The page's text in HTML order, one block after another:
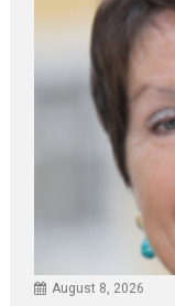
August 8, 2026